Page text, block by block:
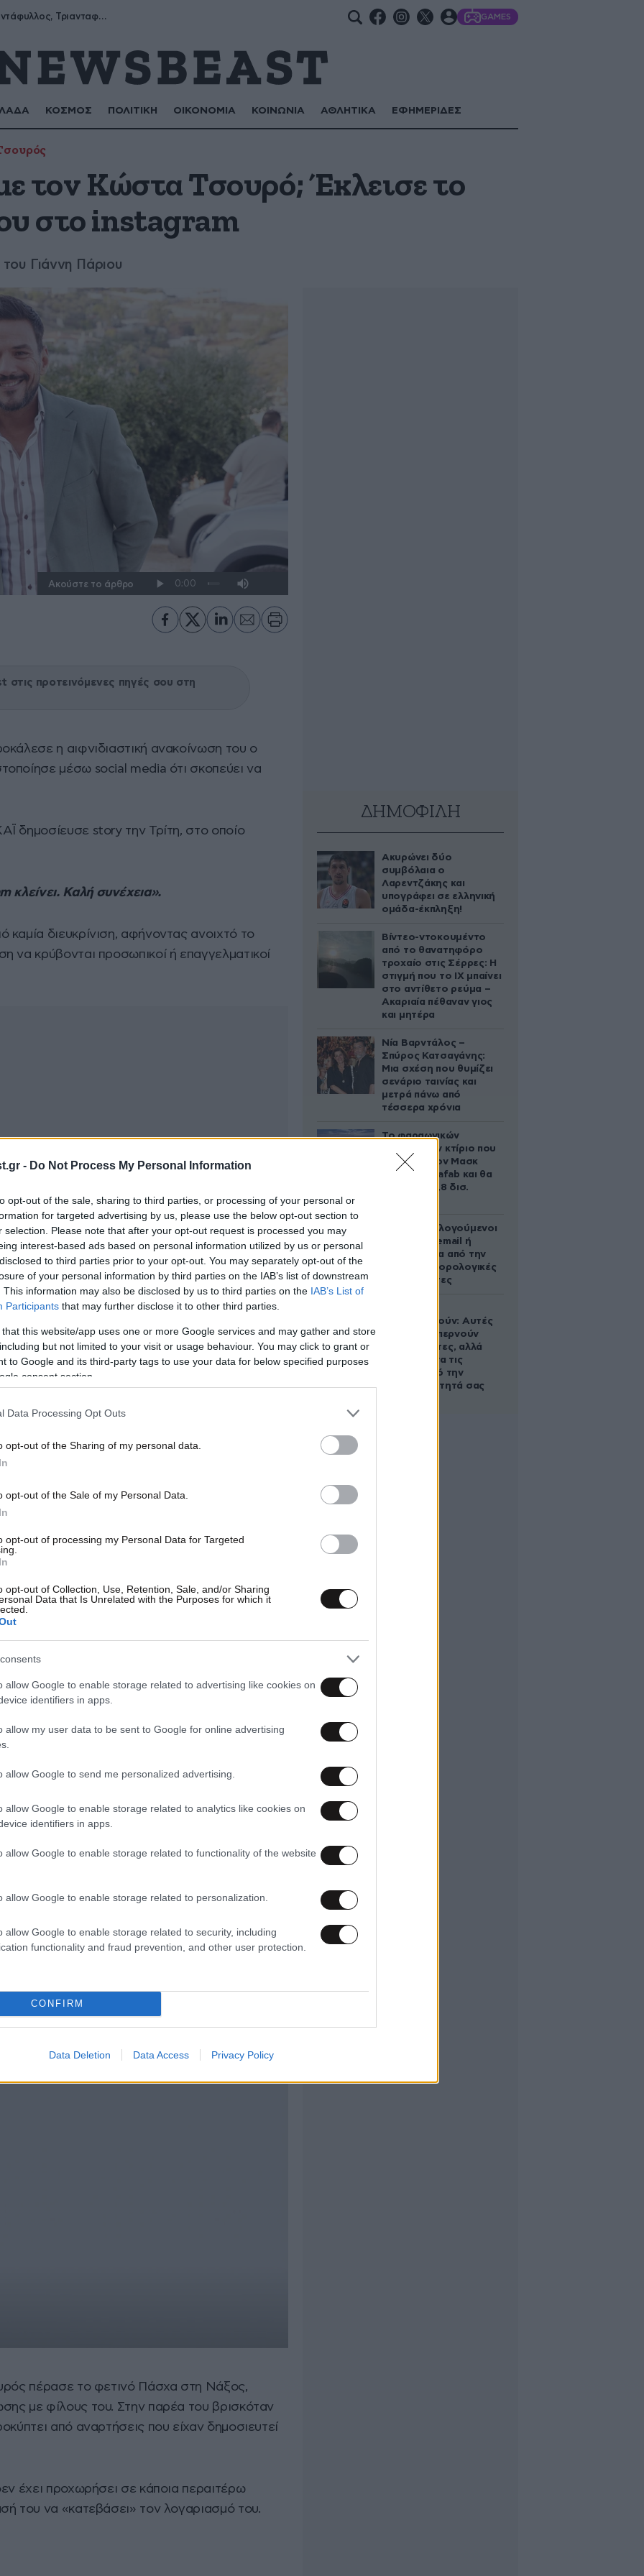
- Do Not Process My Personal Information
opt-out of the sale, sharing to third parties, or processing of your personal or
for targeted advertising by us, please use the below opt-out section to
selection. Please note that after your opt-out request is processed you may
interest-based ads based on personal information utilized by us or personal
to third parties prior to your opt-out. You may separately opt-out of the
of your personal information by third parties on the IAB’s list of downstream
This information may also be disclosed by us to third parties on the IAB’s List of
Participants that may further disclose it to other third parties.
that this website/app uses one or more Google services and may gather and store
but not limited to your visit or usage behaviour. You may click to grant or
to Google and its third-party tags to use your data for below specified purposes
consent section.
Data Processing Opt Outs
opt-out of the Sharing of my personal data.
opt-out of the Sale of my Personal Data.
opt-out of processing my Personal Data for Targeted
opt-out of Collection, Use, Retention, Sale, and/or Sharing
Data that Is Unrelated with the Purposes for which it
allow Google to enable storage related to advertising like cookies on
identifiers in apps.
allow my user data to be sent to Google for online advertising
allow Google to send me personalized advertising.
allow Google to enable storage related to analytics like cookies on
identifiers in apps.
allow Google to enable storage related to functionality of the website
allow Google to enable storage related to personalization.
allow Google to enable storage related to security, including
functionality and fraud prevention, and other user protection.
CONFIRM
Data Deletion Data Access Privacy Policy
Μύρων, Τριαντάφυλλος, Τριανταφυλλιά, Φυλλιώ, Ρόζα GAMES
ΚΟΣΜΟΣ ΠΟΛΙΤΙΚΗ ΟΙΚΟΝΟΜΙΑ ΚΟΙΝΩΝΙΑ ΑΘΛΗΤΙΚΑ ΕΦΗΜΕΡΙΔΕΣ
τον Κώστα Τσουρό; Έκλεισε το
στο instagram
Γιάννη Πάριου
Ακούστε το άρθρο
στις προτεινόμενες πηγές σου στη
η αιφνιδιαστική ανακοίνωση του ο
μέσω social media ότι σκοπεύει να
δημοσίευσε story την Τρίτη, στο οποίο
κλείνει. Καλή συνέχεια».
διευκρίνιση, αφήνοντας ανοιχτό το
να κρύβονται προσωπικοί ή επαγγελματικοί
η επιλογή του τραγουδιού που συνόδευσε το
του Γιάννη Πάριο, με αρκετούς να επιχειρούν
από την επιλογή.
πέρασε το φετινό Πάσχα στη Νάξος,
με φίλους του. Στην παρέα του βρισκόταν
από αναρτήσεις που είχαν δημοσιευτεί
έχει προχωρήσει σε κάποια περαιτέρω
του να «κατεβάσει» τον λογαριασμό του.
ΔΗΜΟΦΙΛΗ
Ακυρώνει δύο
συμβόλαια ο
Λαρεντζάκης και
υπογράφει σε ελληνική
ομάδα-έκπληξη!
Βίντεο-ντοκουμέντο
από το θανατηφόρο
τροχαίο στις Σέρρες: Η
στιγμή που το ΙΧ μπαίνει
στο αντίθετο ρεύμα –
Ακαριαία πέθαναν γιος
και μητέρα
Νία Βαρντάλος –
Σπύρος Κατσαγάνης:
Μια σχέση που θυμίζει
σενάριο ταινίας και
μετρά πάνω από
τέσσερα χρόνια
Το φαραωνικών
διαστάσεων κτίριο που
χτίζει ο Έλον Μασκ
λέγεται Terafab και θα
κοστίσει 16,8 δισ.
Ποιοι φορολογούμενοι
θα λάβουν email ή
τηλεφώνημα από την
ΑΑΔΕ για φορολογικές
εκκρεμότητες
προειδοποιούν: Αυτές
οι τροφές, περνούν
απαρατήρητες, αλλά
καλό είναι να τις
βγάλετε από την
καθημερινότητά σας